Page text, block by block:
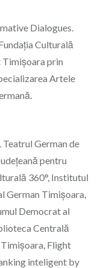
Dialogues.
Culturală
Timișoara prin
Artele
German de
pentru
360°, Institutul
German Timișoara,
Democrat al
Centrală
Timișoara, Flight
inteligent by